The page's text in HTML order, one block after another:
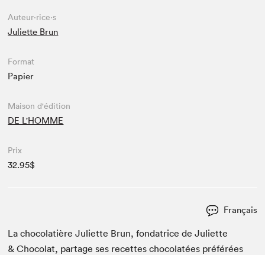
Auteur·rice·s
Juliette Brun
Format
Papier
Maison d'édition
DE L'HOMME
Prix
32.95$
Français
La choco­latière Juli­ette Brun, fon­da­trice de Juli­ette
& Choco­lat, partage ses recettes choco­latées préférées